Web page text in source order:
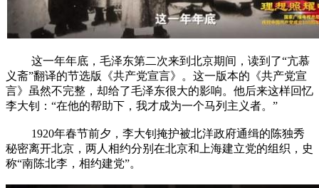
这一年年底，毛泽东第二次来到北京期间，读到了“亢慕
义斋”翻译的节选版《共产党宣言》。这一版本的《共产党宣
言》虽然不完整，却给了毛泽东很大的影响。他后来这样回忆
李大钊：“在他的帮助下，我才成为一个马列主义者。”
1920年春节前夕，李大钊掩护被北洋政府通缉的陈独秀
秘密离开北京，两人相约分别在北京和上海建立党的组织，史
称“南陈北李，相约建党”。